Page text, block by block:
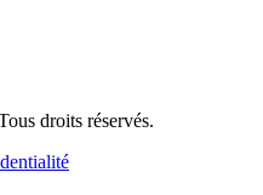
droits réservés.